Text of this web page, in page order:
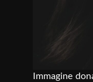
Immagine